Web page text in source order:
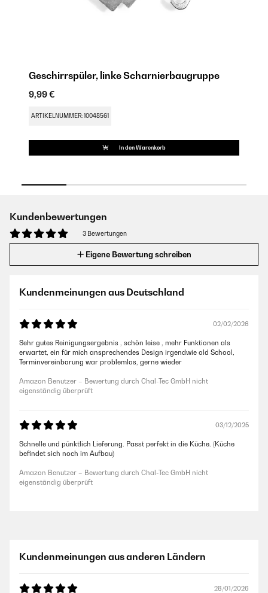
Geschirrspüler, linke Scharnierbaugruppe
9,99 €
ARTIKELNUMMER: 10048561
In den Warenkorb
Kundenbewertungen
3 Bewertungen
Eigene Bewertung schreiben
Kundenmeinungen aus Deutschland
02/02/2026
Sehr gutes Reinigungsergebnis , schön leise , mehr Funktionen als
erwartet, ein für mich ansprechendes Design irgendwie old School,
Terminvereinbarung war problemlos, gerne wieder
Amazon Benutzer – Bewertung durch Chal-Tec GmbH nicht
eigenständig überprüft
03/12/2025
Schnelle und pünktlich Lieferung. Passt perfekt in die Küche. (Küche
befindet sich noch im Aufbau)
Amazon Benutzer – Bewertung durch Chal-Tec GmbH nicht
eigenständig überprüft
Kundenmeinungen aus anderen Ländern
28/01/2026